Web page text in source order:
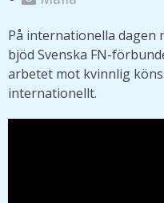
På internationella
bjöd Svenska FN-
arbetet mot kvinnlig
internationellt.